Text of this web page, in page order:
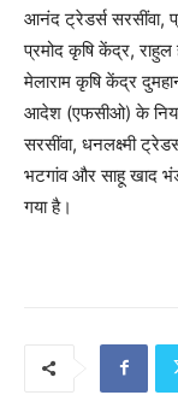
आनंद ट्रेडर्स सरसींवा,
प्रमोद कृषि केंद्र, राहुल
मेलाराम कृषि केंद्र
आदेश (एफसीओ) के
सरसींवा, धनलक्ष्मी
भटगांव और साहू खाद
गया है।